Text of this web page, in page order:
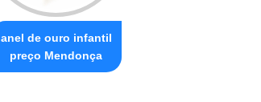
anel de ouro infantil
preço Mendonça